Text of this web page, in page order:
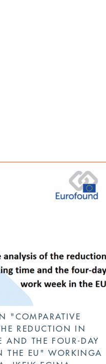
"COMPARATIVE
REDUCTION IN
AND THE FOUR-DAY
THE EU" WORKINGA